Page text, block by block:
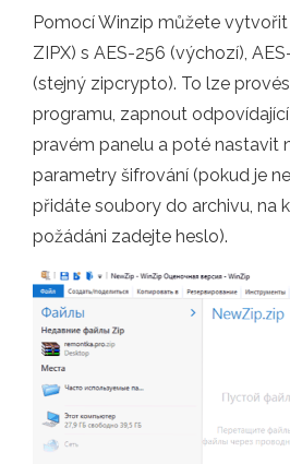
Pomocí Winzip můžete vytvořit
ZIPX) s AES-256 (výchozí),
(stejný zipcrypto). To lze
programu, zapnout
pravém panelu a poté nastavit
parametry šifrování (pokud je
přidáte soubory do archivu, na
požádáni zadejte heslo).